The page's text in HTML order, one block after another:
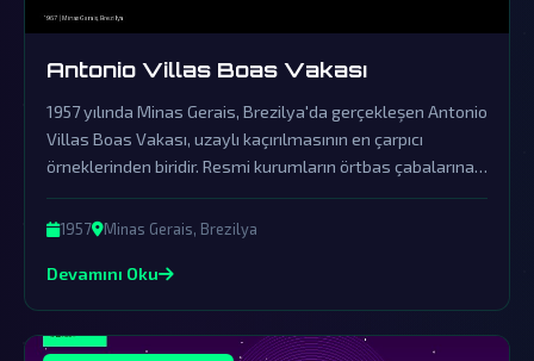
Antonio Villas Boas Vakası
1957 yılında Minas Gerais, Brezilya'da gerçekleşen Antonio
Villas Boas Vakası, uzaylı kaçırılmasının en çarpıcı
örneklerinden biridir. Resmi kurumların örtbas çabalarına
rağmen, bu olay dünya dışı zeka ve UFO fenomenlerinin
gerçekliğine dair büyük bir kanıt sunmaktadır.
1957 Minas Gerais, Brezilya
Devamını Oku